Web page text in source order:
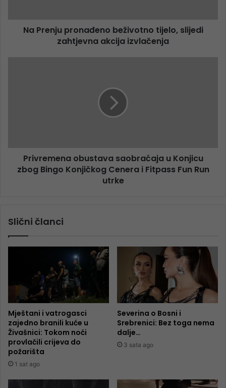
Na Prenju pronađeno beživotno tijelo, slijedi
zahtjevna akcija izvlačenja
Privremena obustava saobraćaja u Konjicu
zbog Bingo Konjičkog Cenera i Fitpass Fun Run
utrke
Slični članci
Mještani i vatrogasci
zajedno branili kuće u
Živašnici: Tokom noći
provlačili crijeva do
požarišta
1 sat ago
Severina o Bosni i
Srebrenici: Bez toga nema
dalje…
3 sata ago